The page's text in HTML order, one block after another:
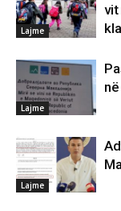
Lajme
vit
Lajme
Lajme